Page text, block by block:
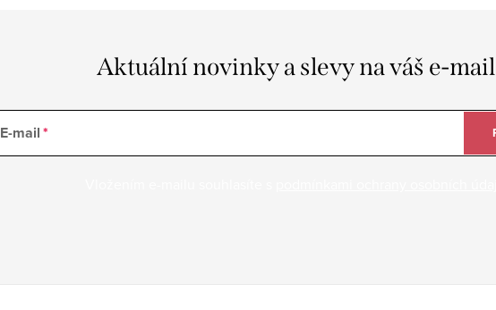
Aktuální novinky a slevy na váš e-mail
E-mail